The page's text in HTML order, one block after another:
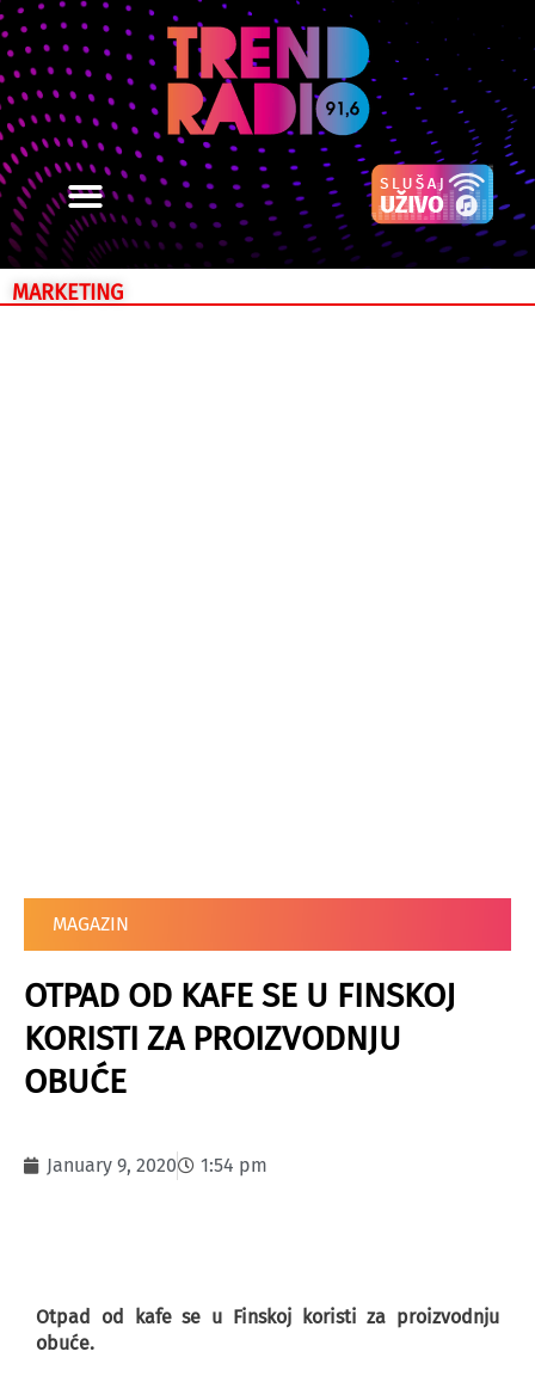
MARKETING
MAGAZIN
OTPAD OD KAFE SE U FINSKOJ
KORISTI ZA PROIZVODNJU
OBUĆE
January 9, 2020 1:54 pm
Otpad od kafe se u Finskoj koristi za proizvodnju
obuće.